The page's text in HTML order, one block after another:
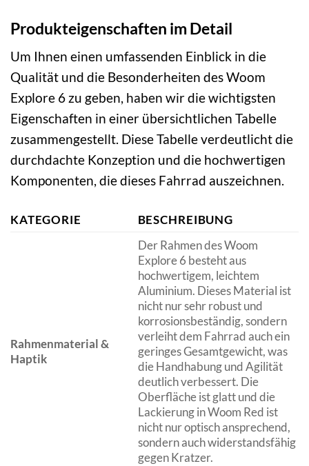
Produkteigenschaften im Detail
Um Ihnen einen umfassenden Einblick in die
Qualität und die Besonderheiten des Woom
Explore 6 zu geben, haben wir die wichtigsten
Eigenschaften in einer übersichtlichen Tabelle
zusammengestellt. Diese Tabelle verdeutlicht die
durchdachte Konzeption und die hochwertigen
Komponenten, die dieses Fahrrad auszeichnen.
KATEGORIE BESCHREIBUNG
Rahmenmaterial &
Haptik
Der Rahmen des Woom
Explore 6 besteht aus
hochwertigem, leichtem
Aluminium. Dieses Material ist
nicht nur sehr robust und
korrosionsbeständig, sondern
verleiht dem Fahrrad auch ein
geringes Gesamtgewicht, was
die Handhabung und Agilität
deutlich verbessert. Die
Oberfläche ist glatt und die
Lackierung in Woom Red ist
nicht nur optisch ansprechend,
sondern auch widerstandsfähig
gegen Kratzer.